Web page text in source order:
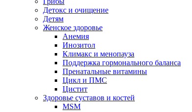
Детокс и очищение
Детям
Женское здоровье
Анемия
Инозитол
Климакс и менопауза
Поддержка гормонального баланса
Пренатальные витамины
Цикл и ПМС
Цистит
Здоровье суставов и костей
MSM